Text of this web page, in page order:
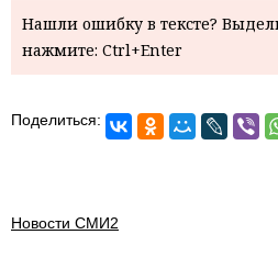
Нашли ошибку в тексте?
нажмите: Ctrl+Enter
Поделиться:
Новости СМИ2